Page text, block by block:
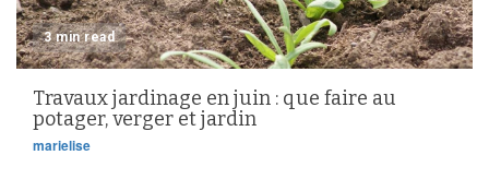
3 min read
Travaux jardinage en juin : que faire au
potager, verger et jardin
marielise